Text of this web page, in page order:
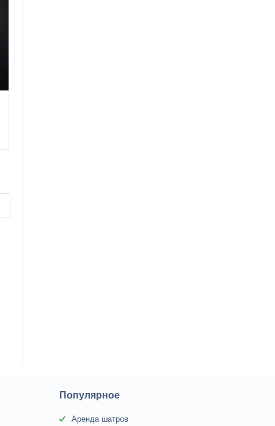
Популярное
Аренда шатров